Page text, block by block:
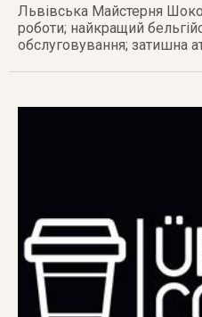
Львівська Майстерня
роботи; найкращий
обслуговування; затишна